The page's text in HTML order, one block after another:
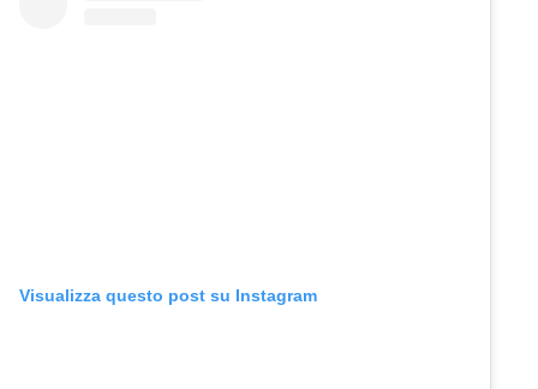
Visualizza questo post su Instagram